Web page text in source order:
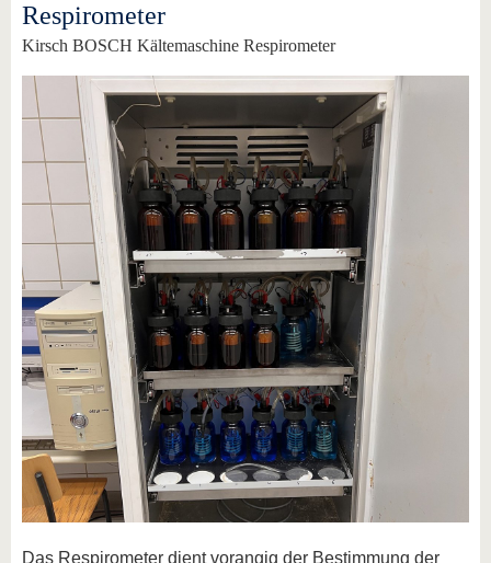
Respirometer
Kirsch BOSCH Kältemaschine Respirometer
Das Respirometer dient vorangig der Bestimmung der